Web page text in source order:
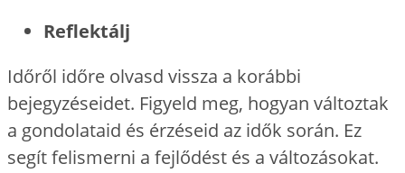
Reflektálj
Időről időre olvasd vissza a korábbi
bejegyzéseidet. Figyeld meg, hogyan változtak
a gondolataid és érzéseid az idők során. Ez
segít felismerni a fejlődést és a változásokat.